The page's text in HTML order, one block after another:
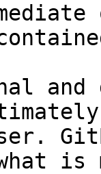
and
what